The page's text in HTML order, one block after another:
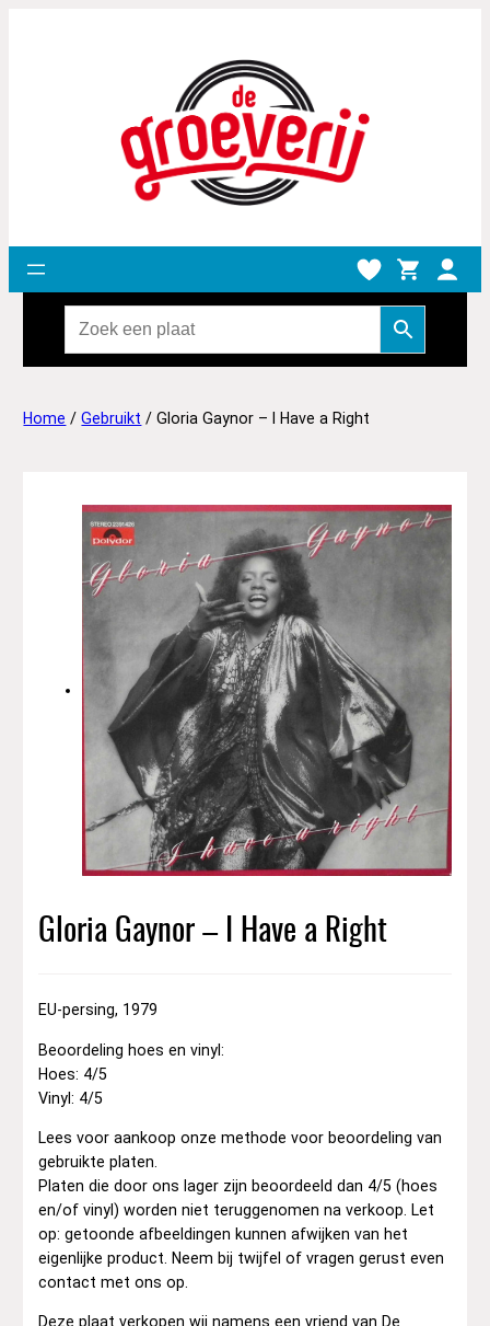
Home /Gebruikt / Gloria Gaynor – I Have a Right
Gloria Gaynor – I Have a Right
EU-persing, 1979
Beoordeling hoes en vinyl:
Hoes: 4/5
Vinyl: 4/5
Lees voor aankoop onze methode voor beoordeling van
gebruikte platen.
Platen die door ons lager zijn beoordeeld dan 4/5 (hoes
en/of vinyl) worden niet teruggenomen na verkoop. Let
op: getoonde afbeeldingen kunnen afwijken van het
eigenlijke product. Neem bij twijfel of vragen gerust even
contact met ons op.
Deze plaat verkopen wij namens een vriend van De